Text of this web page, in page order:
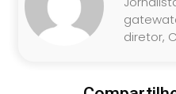
diretor,